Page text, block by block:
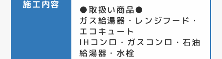
施工内容
●取扱い商品●
ガス給湯器・レンジフード・
エコキュート
IHコンロ・ガスコンロ・石油
給湯器・水栓